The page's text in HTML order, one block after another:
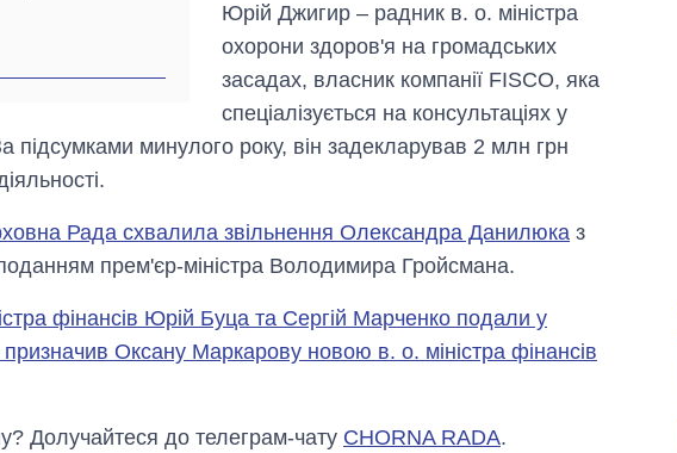
Юрій Джигир – радник в. о. міністра
охорони здоров'я на громадських
засадах, власник компанії FISCO, яка
спеціалізується на консультаціях у
підсумками минулого року, він задекларував 2 млн грн
Рада схвалила звільнення Олександра Данилюка з
поданням прем'єр-міністра Володимира Гройсмана.
фінансів Юрій Буца та Сергій Марченко подали у
призначив Оксану Маркарову новою в. о. міністра фінансів
Долучайтеся до телеграм-чату CHORNA RADA.
Скільки картоплі
вирощували в
Україні до і під час